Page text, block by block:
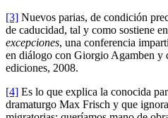
[3] Nuevos parias, de condición
de caducidad, tal y como sostiene
excepciones, una conferencia
en diálogo con Giorgio Agamben y
ediciones, 2008.
[4] Es lo que explica la conocida
dramaturgo Max Frisch y que